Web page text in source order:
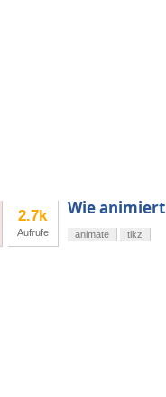
2.7k
Aufrufe
Wie
animate tikz